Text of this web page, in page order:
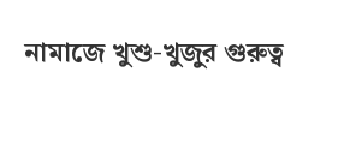
নামাজে খুশু-খুজুর গুরুত্ব